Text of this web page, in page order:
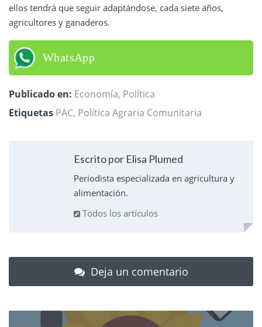
ellos tendrá que seguir adaptándose, cada siete años,
agricultores y ganaderos.
WhatsApp
Publicado en: Economía, Política
Etiquetas PAC, Política Agraria Comunitaria
Escrito por Elisa Plumed
Periodista especializada en agricultura y
alimentación.
Todos los artículos
Deja un comentario